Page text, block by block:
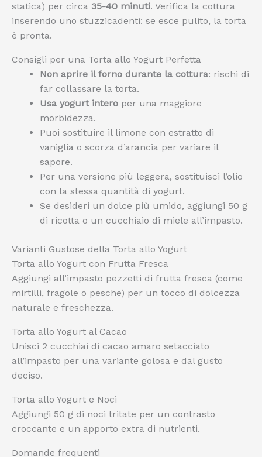
statica) per circa 35-40 minuti. Verifica la cottura
inserendo uno stuzzicadenti: se esce pulito, la torta
è pronta.
Consigli per una Torta allo Yogurt Perfetta
Non aprire il forno durante la cottura: rischi di
far collassare la torta.
Usa yogurt intero per una maggiore
morbidezza.
Puoi sostituire il limone con estratto di
vaniglia o scorza d’arancia per variare il
sapore.
Per una versione più leggera, sostituisci l’olio
con la stessa quantità di yogurt.
Se desideri un dolce più umido, aggiungi 50 g
di ricotta o un cucchiaio di miele all’impasto.
Varianti Gustose della Torta allo Yogurt
Torta allo Yogurt con Frutta Fresca
Aggiungi all’impasto pezzetti di frutta fresca (come
mirtilli, fragole o pesche) per un tocco di dolcezza
naturale e freschezza.
Torta allo Yogurt al Cacao
Unisci 2 cucchiai di cacao amaro setacciato
all’impasto per una variante golosa e dal gusto
deciso.
Torta allo Yogurt e Noci
Aggiungi 50 g di noci tritate per un contrasto
croccante e un apporto extra di nutrienti.
Domande frequenti